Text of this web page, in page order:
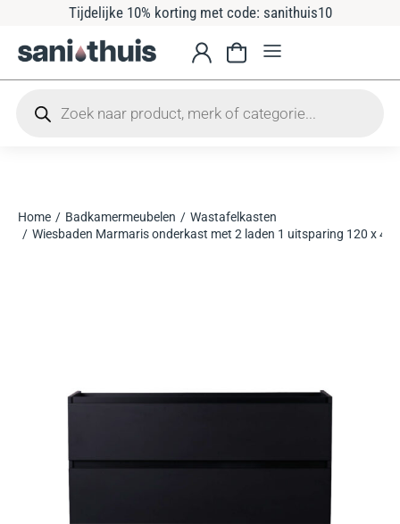
Tijdelijke 10% korting met code: sanithuis10
Je bent hier:
Home Badkamermeubelen
Wastafelkasten
Wiesbaden Marmaris onderkast met 2 laden 1 uitsparing 120 x 45